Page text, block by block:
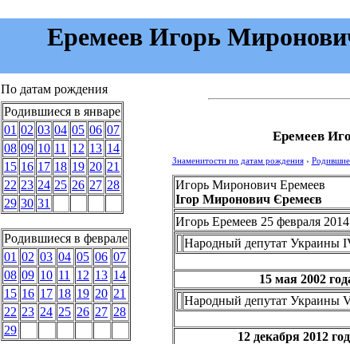
Еремеев Игорь
По датам рождения
Родившиеся в январе
01 02 03 04 05 06 07
08 09 10 11 12 13 14
15 16 17 18 19 20 21
22 23 24 25 26 27 28
29 30 31
Родившиеся в феврале
01 02 03 04 05 06 07
08 09 10 11 12 13 14
15 16 17 18 19 20 21
22 23 24 25 26 27 28
29
Еремеев
Знаменитости по датам рождения›
Игорь Миронович Еремеев
Ігор Миронович Єремеєв
Игорь Еремеев 25 февраля
Народный депутат Украины
15 мая 2002
Народный депутат Украины
12 декабря 2012